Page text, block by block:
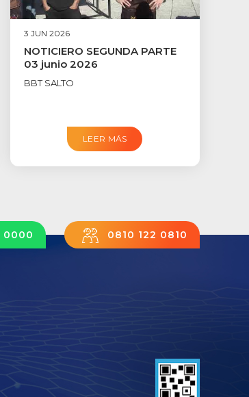
3 JUN 2026
NOTICIERO SEGUNDA PARTE
03 junio 2026
BBT SALTO
LEER MÁS
0810 122 0810
0000